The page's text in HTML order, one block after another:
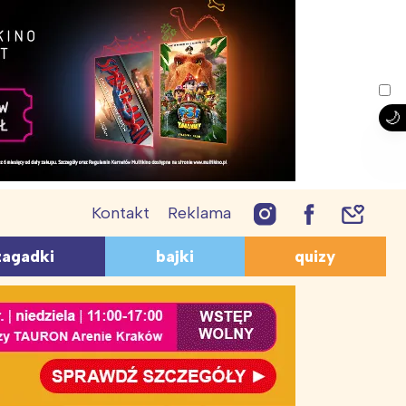
Kontakt Reklama
dzieci 10-12 lat
zobacz więcej
QUIZY
Geograficzne
O bajkach
Z lektur
Dla przedszkolaków
zobacz więcej
PRZEPISY
Śmieszne przepisy
Ciasta i ciasteczka
Desery dla dzieci
Coś do picia
bajki quizy
wiedzy ogólnej dla
Wiosna – quiz